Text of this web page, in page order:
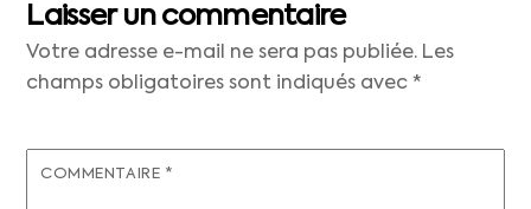
Laisser un commentaire
Votre adresse e-mail ne sera pas publiée. Les
champs obligatoires sont indiqués avec*
COMMENTAIRE *